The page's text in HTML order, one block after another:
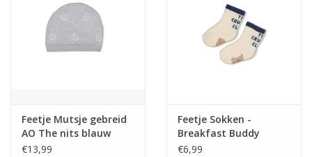
Feetje Mutsje gebreid
AO The nits blauw
melange. Z26
€13,99
Feetje Sokken -
Breakfast Buddy
Offwhite
€6,99